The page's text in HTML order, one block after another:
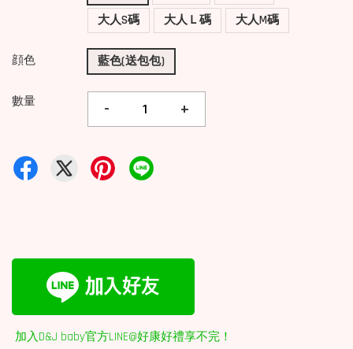
大人S碼
大人Ｌ碼 大人M碼
顔色 藍色(送包包)
數量 - +
加入D&J baby官方LINE@好康好禮享不完！